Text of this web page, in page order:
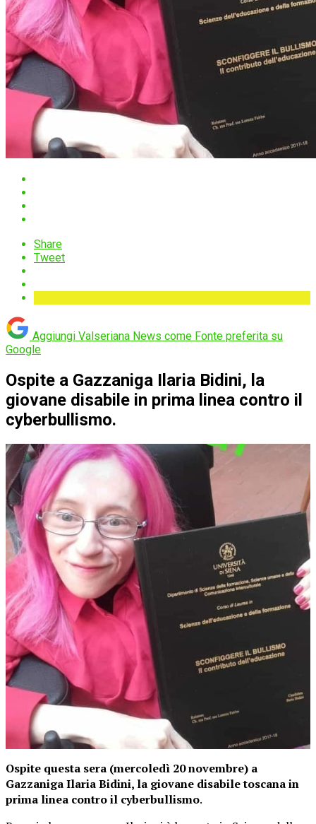
Share
Tweet
Aggiungi Valseriana News come Fonte preferita su
Google
Ospite a Gazzaniga Ilaria Bidini, la
giovane disabile in prima linea contro il
cyberbullismo.
Ospite questa sera (mercoledì 20 novembre) a
Gazzaniga Ilaria Bidini, la giovane disabile toscana in
prima linea contro il cyberbullismo.